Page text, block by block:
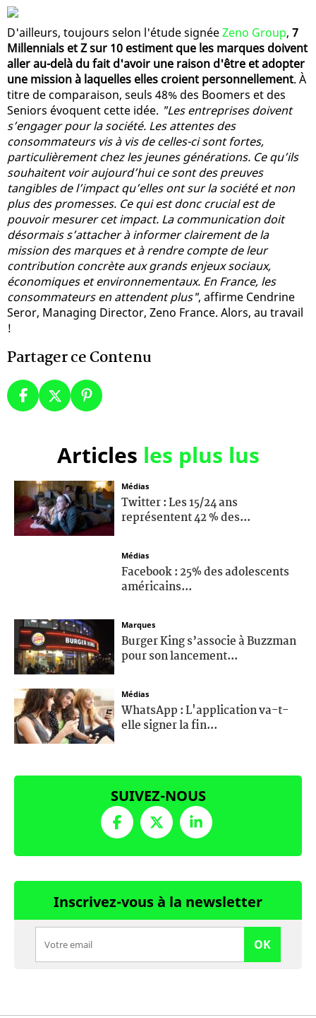
D'ailleurs, toujours selon l'étude signéeZeno Group, 7
Millennials et Z sur 10 estiment que les marques doivent
aller au-delà du fait d'avoir une raison d'être et adopter
une mission à laquelles elles croient personnellement. À
titre de comparaison, seuls 48% des Boomers et des
Seniors évoquent cette idée. "Les entreprises doivent
s’engager pour la société. Les attentes des
consommateurs vis à vis de celles-ci sont fortes,
particulièrement chez les jeunes générations. Ce qu’ils
souhaitent voir aujourd’hui ce sont des preuves
tangibles de l’impact qu’elles ont sur la société et non
plus des promesses. Ce qui est donc crucial est de
pouvoir mesurer cet impact. La communication doit
désormais s’attacher à informer clairement de la
mission des marques et à rendre compte de leur
contribution concrète aux grands enjeux sociaux,
économiques et environnementaux. En France, les
consommateurs en attendent plus", affirme Cendrine
Seror, Managing Director, Zeno France. Alors, au travail
!
Partager ce Contenu
Articles les plus lus
Médias
Twitter : Les 15/24 ans
représentent 42 % des...
Médias
Facebook : 25% des adolescents
américains...
Marques
Burger King s’associe à Buzzman
pour son lancement...
Médias
WhatsApp : L'application va-t-
elle signer la fin...
SUIVEZ-NOUS
Inscrivez-vous à la newsletter
OK